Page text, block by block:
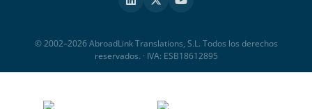
© 2002–2026 AbroadLink Translations, S.L. Todos los derechos
reservados. · IVA: ESB18612895